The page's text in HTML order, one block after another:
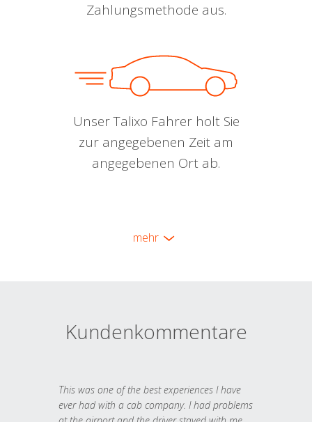
Zahlungsmethode aus.
Unser Talixo Fahrer holt Sie
zur angegebenen Zeit am
angegebenen Ort ab.
mehr
Kundenkommentare
This was one of the best experiences I have
ever had with a cab company. I had problems